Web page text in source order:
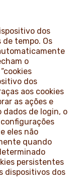
dos
tempo. Os
o
dos
aos cookies
as ações e
de login, o
eles não
quando
persistentes
dispositivos dos